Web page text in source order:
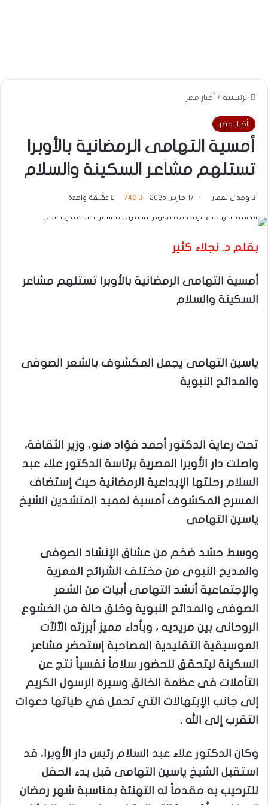
الرئيسية / أخبار مصر
أخبار مصر
أمسية التهامى الرمضانية بالأوبرا
تستلهم مشاعر السكينة والسلام
وجدى نعمان 17 مارس 2025 742 دقيقة واحدة
بقلم د. نجلاء كثير
أمسية التهامى الرمضانية بالأوبرا تستلهم مشاعر
السكينة والسلام
ياسين التهامى يجمل المكشوف بالشعر الصوفى
والمدائح النبوية
تحت رعاية الدكتور أحمد فؤاد هنو، وزير الثقافة،
واصلت دار الأوبرا المصرية برئاسة الدكتور علاء عبد
السلام رحلتها الإبداعية الرمضانية حيث إستضاف
المسرح المكشوف أمسية لعميد المنشدين الشيخ
ياسين التهامى
ووسط حشد ضخم من عشاق الإنشاد الصوفى
والمديح النبوى من مختلف الشرائح العمرية
والإجتماعية أنشد التهامى أبيات من الشعر
الصوفى والمدائح النبوية وخلق حالة من الخشوع
الروحانى بين مريديه ، وبأداء مميز أبرزته الآلآت
الموسيقية التقليدية المصاحبة إستحضر مشاعر
السكينة ليتحقق للحضور سلاماً نفسياً نتج عن
التأملات فى عظمة الخالق وسيرة الرسول الكريم
إلى جانب الإبتهالات التي تحمل في طياتها دعوات
التقرب إلى الله .
وكان الدكتور علاء عبد السلام رئيس دار الأوبرا، قد
استقبل الشيخ ياسين التهامى قبل بدء الحفل
للترحيب به مقدماً له التهنئة بمناسبة شهر رمضان